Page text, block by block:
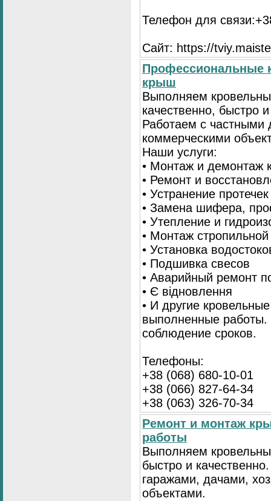
Телефон для
Сайт: https://
Профессиональные
крыш
Выполняем
качественно, быстро
Работаем с
коммерческими
Наши услуги:
• Монтаж и демонтаж
• Ремонт и
• Устранение протечек
• Замена шифера,
• Утепление и
• Монтаж
• Установка
• Подшивка свесов
• Аварийный ремонт
• Є відновлення
• И другие
выполненные работы.
соблюдение сроков.
Телефоны:
+38 (068) 680-10-01
+38 (066) 827-64-34
+38 (063) 326-70-34
Ремонт и монтаж
работы
Выполняем
быстро и
гаражами, дачами,
объектами.